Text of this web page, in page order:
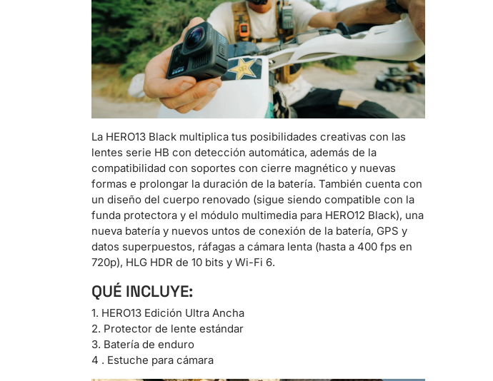
La HERO13 Black multiplica tus posibilidades creativas con las
lentes serie HB con detección automática, además de la
compatibilidad con soportes con cierre magnético y nuevas
formas e prolongar la duración de la batería. También cuenta con
un diseño del cuerpo renovado (sigue siendo compatible con la
funda protectora y el módulo multimedia para HERO12 Black), una
nueva batería y nuevos untos de conexión de la batería, GPS y
datos superpuestos, ráfagas a cámara lenta (hasta a 400 fps en
720p), HLG HDR de 10 bits y Wi-Fi 6.
QUÉ INCLUYE:
1. HERO13 Edición Ultra Ancha
2. Protector de lente estándar
3. Batería de enduro
4 . Estuche para cámara